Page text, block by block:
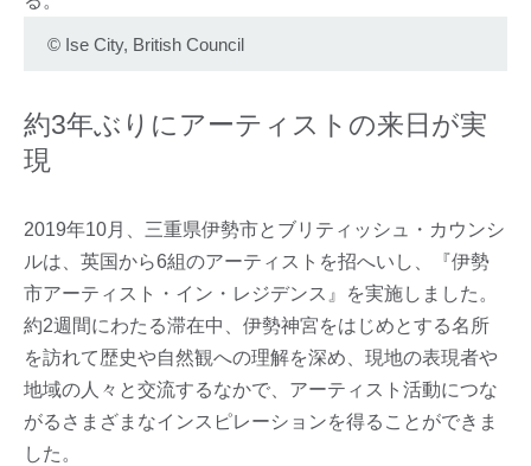
© Ise City, British Council
約3年ぶりにアーティストの来日が実
現
2019年10月、三重県伊勢市とブリティッシュ・カウンシ
ルは、英国から6組のアーティストを招へいし、『伊勢
市アーティスト・イン・レジデンス』を実施しました。
約2週間にわたる滞在中、伊勢神宮をはじめとする名所
を訪れて歴史や自然観への理解を深め、現地の表現者や
地域の人々と交流するなかで、アーティスト活動につな
がるさまざまなインスピレーションを得ることができま
した。